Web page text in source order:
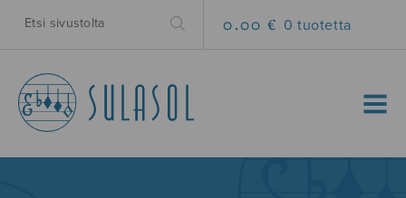
0.00 € 0 tuotetta
MENU